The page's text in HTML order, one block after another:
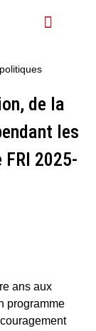
de la
les
2025-
ans aux
programme